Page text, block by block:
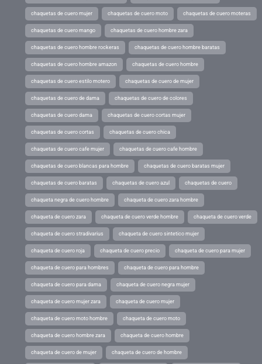
chaquetas de cuero mujer chaquetas de cuero moto chaquetas de cuero moteras
chaquetas de cuero mango chaquetas de cuero hombre zara
chaquetas de cuero hombre rockeras chaquetas de cuero hombre baratas
chaquetas de cuero hombre amazon chaquetas de cuero hombre
chaquetas de cuero estilo motero chaquetas de cuero de mujer
chaquetas de cuero de dama chaquetas de cuero de colores
chaquetas de cuero dama chaquetas de cuero cortas mujer
chaquetas de cuero cortas chaquetas de cuero chica
chaquetas de cuero cafe mujer chaquetas de cuero cafe hombre
chaquetas de cuero blancas para hombre chaquetas de cuero baratas mujer
chaquetas de cuero baratas chaquetas de cuero azul chaquetas de cuero
chaqueta negra de cuero hombre chaqueta de cuero zara hombre
chaqueta de cuero zara chaqueta de cuero verde hombre chaqueta de cuero verde
chaqueta de cuero stradivarius chaqueta de cuero sintetico mujer
chaqueta de cuero roja chaqueta de cuero precio chaqueta de cuero para mujer
chaqueta de cuero para hombres chaqueta de cuero para hombre
chaqueta de cuero para dama chaqueta de cuero negra mujer
chaqueta de cuero mujer zara chaqueta de cuero mujer
chaqueta de cuero moto hombre chaqueta de cuero moto
chaqueta de cuero hombre zara chaqueta de cuero hombre
chaqueta de cuero de mujer chaqueta de cuero de hombre